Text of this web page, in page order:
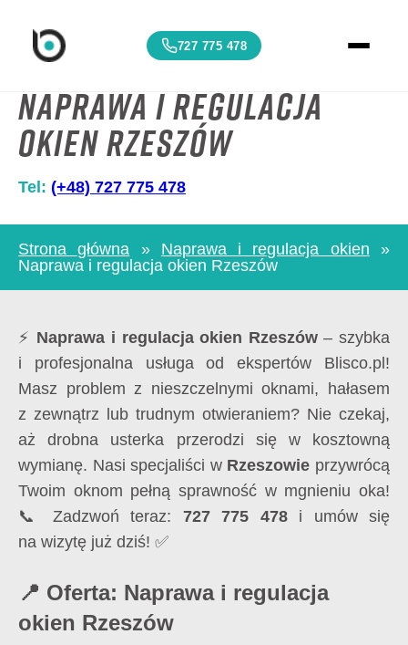
727 775 478
Naprawa i regulacja
okien Rzeszów
Tel: (+48) 727 775 478
Strona główna » Naprawa i regulacja okien »
Naprawa i regulacja okien Rzeszów
⚡ Naprawa i regulacja okien Rzeszów– szybka
i profesjonalna usługa od ekspertów Blisco.pl!
Masz problem z nieszczelnymi oknami, hałasem
z zewnątrz lub trudnym otwieraniem? Nie czekaj,
aż drobna usterka przerodzi się w kosztowną
wymianę. Nasi specjaliści w Rzeszowie przywrócą
Twoim oknom pełną sprawność w mgnieniu oka!
📞 Zadzwoń teraz: 727 775 478i umów się
na wizytę już dziś! ✅
📍 Oferta: Naprawa i regulacja
okien Rzeszów